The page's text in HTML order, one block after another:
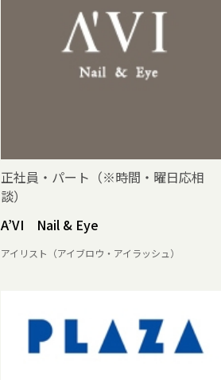
正社員・パート（※時間・曜日応相
談）
A’VI Nail & Eye
アイリスト（アイブロウ・アイラッシュ）